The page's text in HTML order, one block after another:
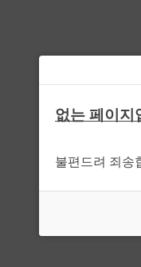
없는 페이지
불편드려 죄송